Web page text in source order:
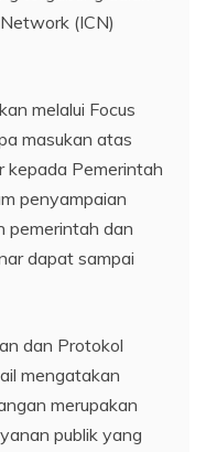
(ICN)
melalui Focus
masukan atas
kepada Pemerintah
penyampaian
pemerintah dan
dapat sampai
dan Protokol
mengatakan
merupakan
publik yang